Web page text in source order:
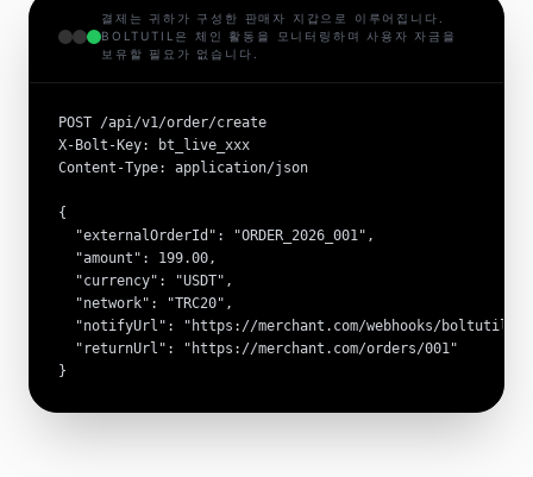
결제는 귀하가 구성한 판매자 지갑으로 이루어집니다.
BOLTUTIL은 체인 활동을 모니터링하며 사용자 자금을
보유할 필요가 없습니다.
POST /api/v1/order/create
X-Bolt-Key: bt_live_xxx
Content-Type: application/json
{
  "externalOrderId": "ORDER_2026_001",
  "amount": 199.00,
  "currency": "USDT",
  "network": "TRC20",
  "notifyUrl": "https://merchant.com/webhooks/boltutil",
  "returnUrl": "https://merchant.com/orders/001"
}